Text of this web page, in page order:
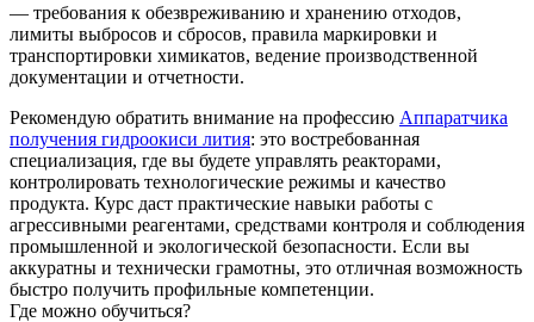
— требования к обезвреживанию и хранению отходов,
лимиты выбросов и сбросов, правила маркировки и
транспортировки химикатов, ведение производственной
документации и отчетности.
Рекомендую обратить внимание на профессию Аппаратчика
получения гидроокиси лития: это востребованная
специализация, где вы будете управлять реакторами,
контролировать технологические режимы и качество
продукта. Курс даст практические навыки работы с
агрессивными реагентами, средствами контроля и соблюдения
промышленной и экологической безопасности. Если вы
аккуратны и технически грамотны, это отличная возможность
быстро получить профильные компетенции.
Где можно обучиться?